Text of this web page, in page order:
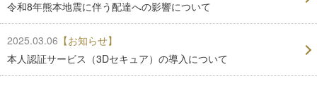
令和8年熊本地震に伴う配達への影響について
2025.03.06 【お知らせ】
本人認証サービス（3Dセキュア）の導入について